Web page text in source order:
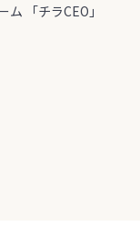
「チラCEO」